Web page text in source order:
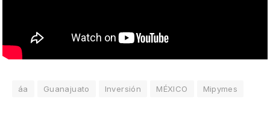
áa Guanajuato Inversión MÉXICO Mipymes